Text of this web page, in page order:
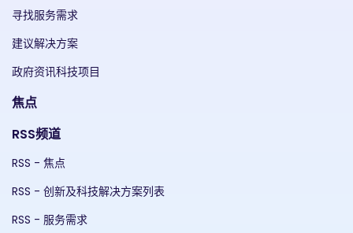
寻找服务需求
建议解决方案
政府资讯科技项目
焦点
RSS频道
RSS - 焦点
RSS - 创新及科技解决方案列表
RSS - 服务需求